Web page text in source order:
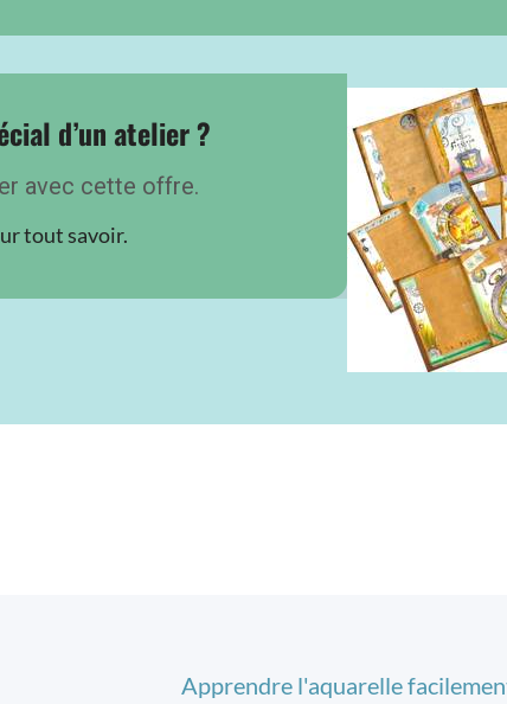
d’un atelier ?
avec cette offre.
tout savoir.
Apprendre l'aquarelle